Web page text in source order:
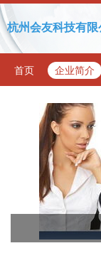
杭州会友科技有限
首页 企业简介